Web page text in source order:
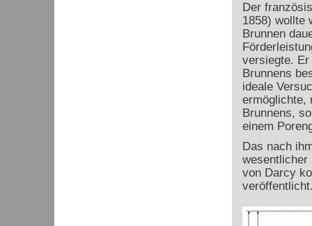
Der
1858) wollte
Brunnen
versiegte.
Brunnens
ideale
ermöglichte,
Brunnens,
einem
Das nach
wesentlicher
von Darcy